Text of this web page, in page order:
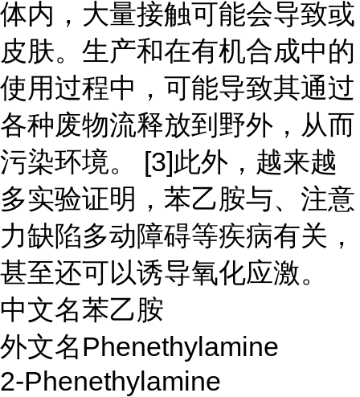
体内，大量接触可能会导致或
皮肤。生产和在有机合成中的
使用过程中，可能导致其通过
各种废物流释放到野外，从而
污染环境。 [3]此外，越来越
多实验证明，苯乙胺与、注意
力缺陷多动障碍等疾病有关，
甚至还可以诱导氧化应激。
中文名苯乙胺
外文名Phenethylamine
2-Phenethylamine